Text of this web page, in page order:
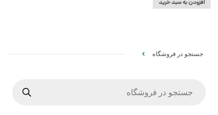
افزودن به سبد خرید
جستجو در فروشگاه